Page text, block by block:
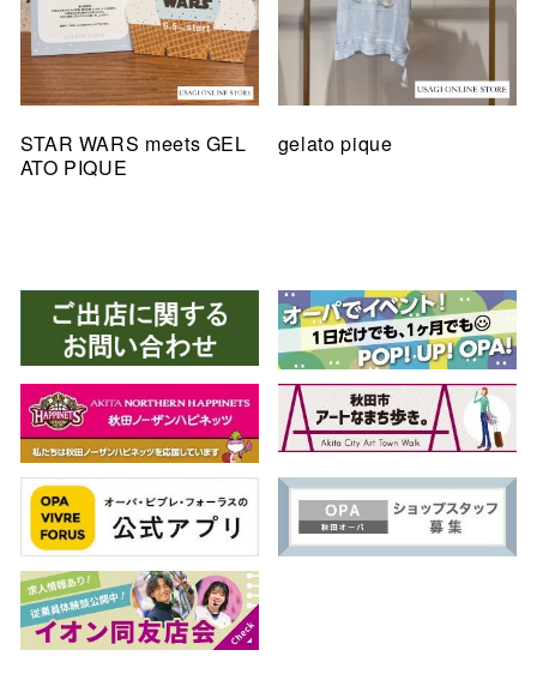
STAR WARS meets GEL
ATO PIQUE
gelato pique